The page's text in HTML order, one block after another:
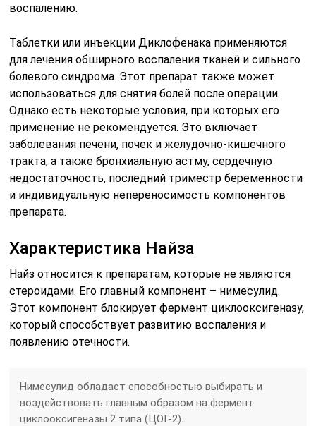
воспалению.
Таблетки или инъекции Диклофенака применяются
для лечения обширного воспаления тканей и сильного
болевого синдрома. Этот препарат также может
использоваться для снятия болей после операции.
Однако есть некоторые условия, при которых его
применение не рекомендуется. Это включает
заболевания печени, почек и желудочно-кишечного
тракта, а также бронхиальную астму, сердечную
недостаточность, последний триместр беременности
и индивидуальную непереносимость компонентов
препарата.
Характеристика Найза
Найз относится к препаратам, которые не являются
стероидами. Его главный компонент – нимесулид.
Этот компонент блокирует фермент циклооксигеназу,
который способствует развитию воспаления и
появлению отечности.
Нимесулид обладает способностью выбирать и
воздействовать главным образом на фермент
циклооксигеназы 2 типа (ЦОГ-2).